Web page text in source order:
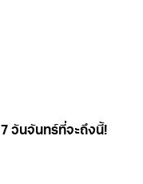
วันจันทร์ที่จะถึงนี้!